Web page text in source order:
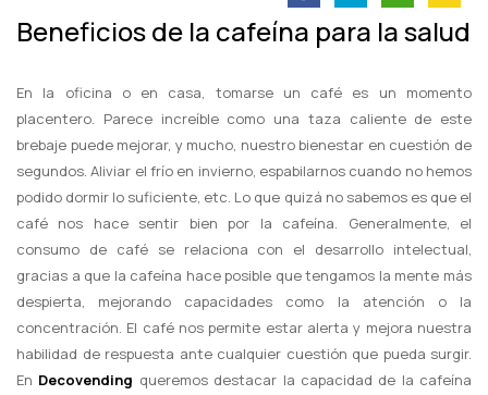
Beneficios de la cafeína para la salud
En la oficina o en casa, tomarse un café es un momento
placentero. Parece increíble como una taza caliente de este
brebaje puede mejorar, y mucho, nuestro bienestar en cuestión de
segundos. Aliviar el frío en invierno, espabilarnos cuando no hemos
podido dormir lo suficiente, etc. Lo que quizá no sabemos es que el
café nos hace sentir bien por la cafeína. Generalmente, el
consumo de café se relaciona con el desarrollo intelectual,
gracias a que la cafeína hace posible que tengamos la mente más
despierta, mejorando capacidades como la atención o la
concentración. El café nos permite estar alerta y mejora nuestra
habilidad de respuesta ante cualquier cuestión que pueda surgir.
En Decovending queremos destacar la capacidad de la cafeína